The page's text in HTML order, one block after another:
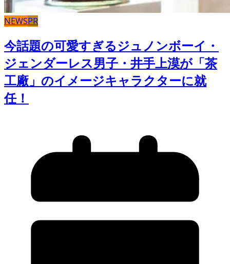
NEWSPR
今話題の可愛すぎるジュノンボーイ・
ジェンダーレス男子・井手上漠が「茶
工廠」のイメージキャラクターに就
任！